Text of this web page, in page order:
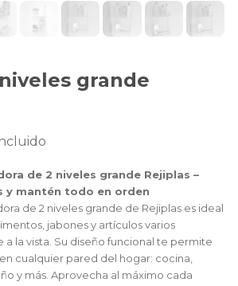
grande
de 2 niveles grande Rejiplas –
y mantén todo en orden
de 2 niveles grande de Rejiplas es ideal
jabones y artículos varios
a la vista. Su diseño funcional te permite
cualquier pared del hogar: cocina,
y más. Aprovecha al máximo cada